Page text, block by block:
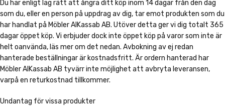
Du har enligt lag rätt att ångra ditt köp inom 14 dagar från den dag
som du, eller en person på uppdrag av dig, tar emot produkten som du
har handlat på Möbler AlKassab AB. Utöver detta ger vi dig totalt 365
dagar öppet köp. Vi erbjuder dock inte öppet köp på varor som inte är
helt oanvända, läs mer om det nedan. Avbokning av ej redan
hanterade beställningar är kostnadsfritt. Är ordern hanterad har
Möbler AlKassab AB tyvärr inte möjlighet att avbryta leveransen,
varpå en returkostnad tillkommer.
Undantag för vissa produkter